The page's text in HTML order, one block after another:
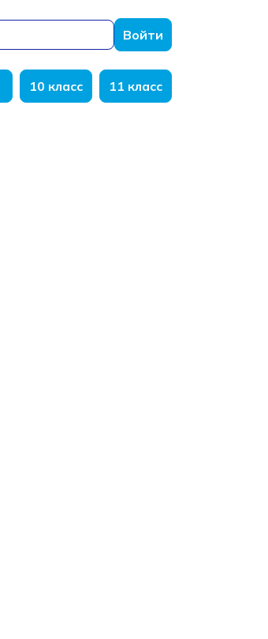
Войти
10 класс 11 класс